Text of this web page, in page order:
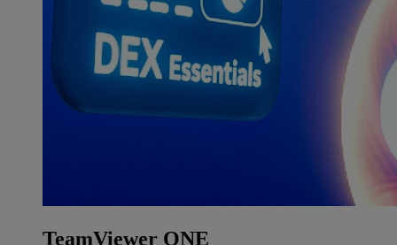
TeamViewer ONE